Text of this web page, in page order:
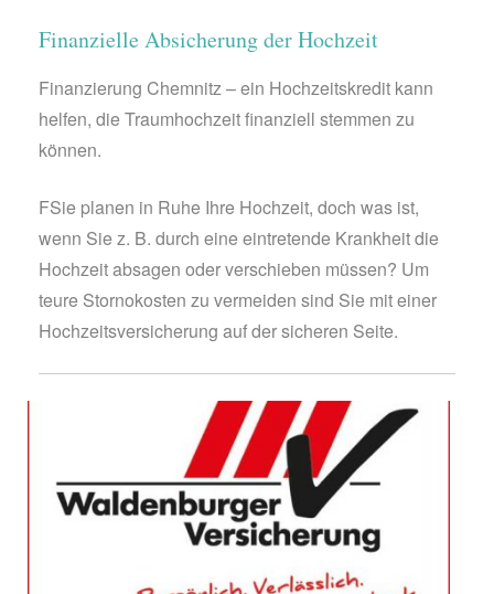
Finanzielle Absicherung der Hochzeit
Finanzierung Chemnitz – ein Hochzeitskredit kann
helfen, die Traumhochzeit finanziell stemmen zu
können.
FSie planen in Ruhe Ihre Hochzeit, doch was ist,
wenn Sie z. B. durch eine eintretende Krankheit die
Hochzeit absagen oder verschieben müssen? Um
teure Stornokosten zu vermeiden sind Sie mit einer
Hochzeitsversicherung auf der sicheren Seite.